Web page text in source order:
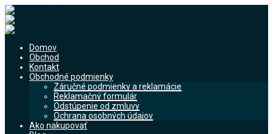
Domov
Obchod
Kontakt
Obchodné podmienky
Záručné podmienky a reklamácie
Reklamačný formulár
Odstúpenie od zmluvy
Ochrana osobných údajov
Ako nakupovať